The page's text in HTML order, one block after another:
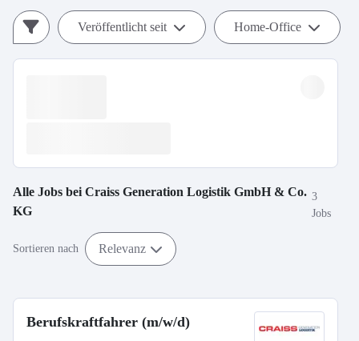
Veröffentlicht seit Home-Office
Alle Jobs bei Craiss Generation Logistik GmbH & Co.
KG
3
Jobs
Sortieren nach Relevanz
Berufskraftfahrer (m/w/d)